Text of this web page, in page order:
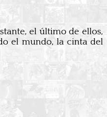
el último de ellos,
el mundo, la cinta del